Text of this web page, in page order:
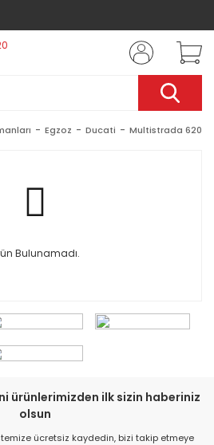
Egzoz Ducati Multistrada 620
Bulunamadı.
ürünlerimizden ilk sizin haberiniz
olsun
ücretsiz kaydedin, bizi takip etmeye